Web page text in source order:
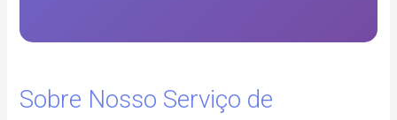
Sobre Nosso Serviço de